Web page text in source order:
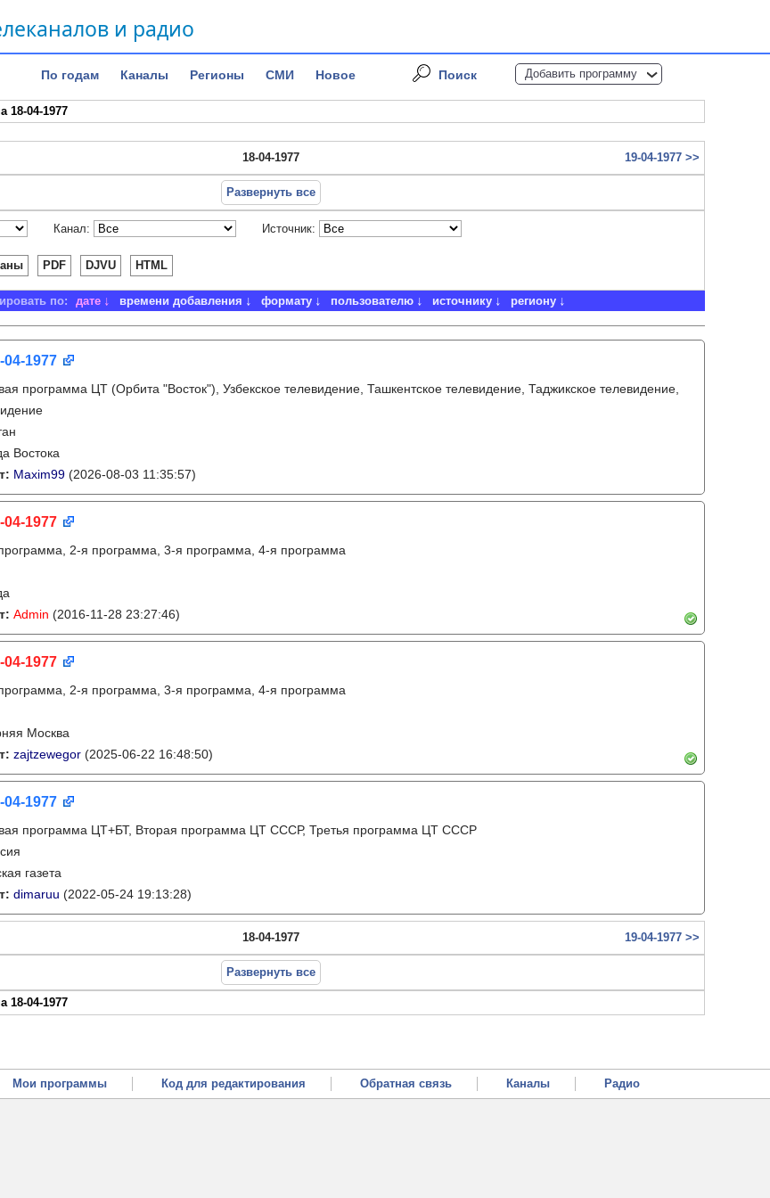
и радио
По годам Каналы Регионы СМИ Новое Поиск Добавить программу
18-04-1977
18-04-1977 19-04-1977 >>
Развернуть все
Канал: Источник:
PDF DJVU HTML
по: дате времени добавления формату пользователю источнику региону
04-1977
программа ЦТ (Орбита "Восток"), Узбекское телевидение, Ташкентское телевидение, Таджикское телевидение,
Востока
Maxim99 (2026-08-03 11:35:57)
04-1977
2-я программа, 3-я программа, 4-я программа
Admin (2016-11-28 23:27:46)
04-1977
2-я программа, 3-я программа, 4-я программа
Москва
zajtzewegor (2025-06-22 16:48:50)
04-1977
программа ЦТ+БТ, Вторая программа ЦТ ССCР, Третья программа ЦТ ССCР
газета
dimaruu (2022-05-24 19:13:28)
18-04-1977 19-04-1977 >>
Развернуть все
18-04-1977
Мои программы Код для редактирования Обратная связь Каналы Радио